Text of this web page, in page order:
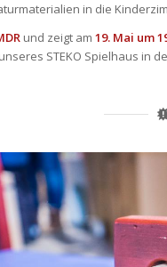
in die
und zeigt am 19. Mai um
STEKO Spielhaus in